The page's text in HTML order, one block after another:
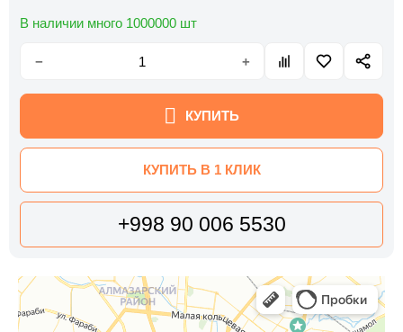
В наличии много 1000000 шт
− +
КУПИТЬ
КУПИТЬ В 1 КЛИК
+998 90 006 5530